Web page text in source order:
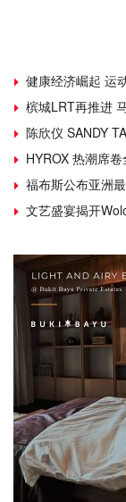
健康经济崛起 运
槟城LRT再推进
陈欣仪 SANDY
HYROX 热潮席
福布斯公布亚洲
文艺盛宴揭开